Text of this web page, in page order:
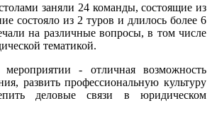
заняли 24 команды, состоящие из
состояло из 2 туров и длилось более 6
на различные вопросы, в том числе
тематикой.
- отличная возможность
развить профессиональную культуру
деловые связи в юридическом